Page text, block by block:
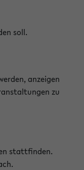
soll.
anzeigen
zu
stattfinden.